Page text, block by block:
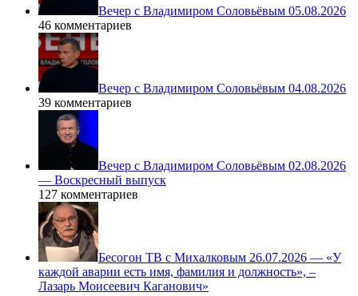
Вечер с Владимиром Соловьёвым 05.08.2026
46 комментариев
Вечер с Владимиром Соловьёвым 04.08.2026
39 комментариев
Вечер с Владимиром Соловьёвым 02.08.2026
— Воскресный выпуск
127 комментариев
Бесогон ТВ с Михалковым 26.07.2026 — «У
каждой аварии есть имя, фамилия и должность», –
Лазарь Моисеевич Каганович»